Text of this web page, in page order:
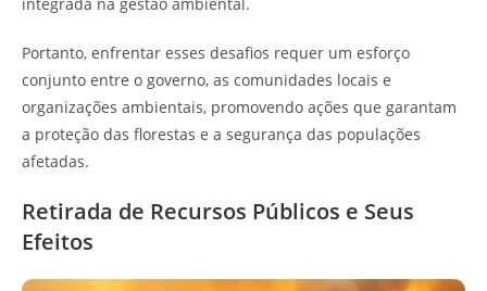
Portanto, enfrentar esses desafios requer um esforço
conjunto entre o governo, as comunidades locais e
organizações ambientais, promovendo ações que garantam
a proteção das florestas e a segurança das populações
afetadas.
Retirada de Recursos Públicos e Seus
Efeitos